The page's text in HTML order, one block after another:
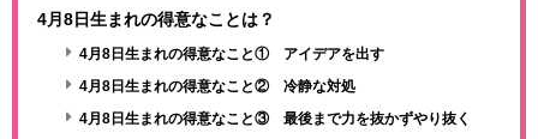
4月8日生まれの得意なことは？
4月8日生まれの得意なこと① アイデアを出す
4月8日生まれの得意なこと② 冷静な対処
4月8日生まれの得意なこと③ 最後まで力を抜かずやり抜く